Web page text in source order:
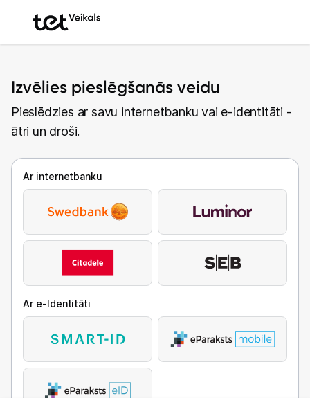
Izvēlies pieslēgšanās veidu
Pieslēdzies ar savu internetbanku vai e-identitāti -
ātri un droši.
Ar internetbanku
Ar e-Identitāti